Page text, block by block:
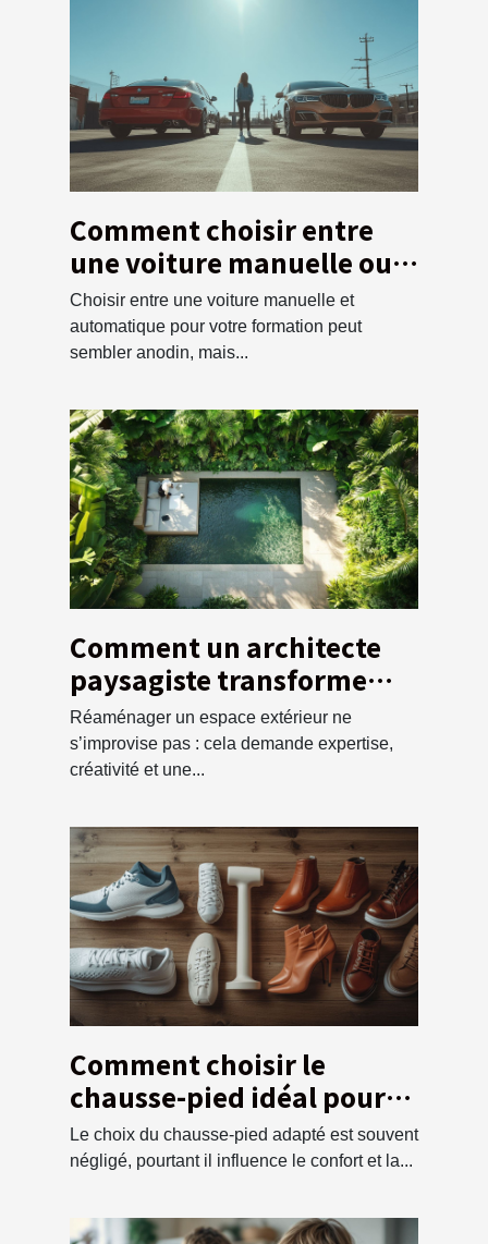
Comment choisir entre
une voiture manuelle ou
automatique pour votre
formation ?
Choisir entre une voiture manuelle et
automatique pour votre formation peut
sembler anodin, mais...
Comment un architecte
paysagiste transforme
votre espace extérieur ?
Réaménager un espace extérieur ne
s’improvise pas : cela demande expertise,
créativité et une...
Comment choisir le
chausse-pied idéal pour
chaque type de chaussure
Le choix du chausse-pied adapté est souvent
négligé, pourtant il influence le confort et la...